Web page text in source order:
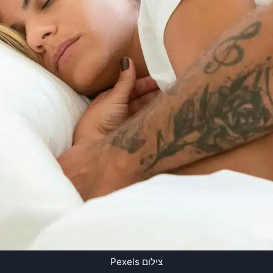
צילום Pexels